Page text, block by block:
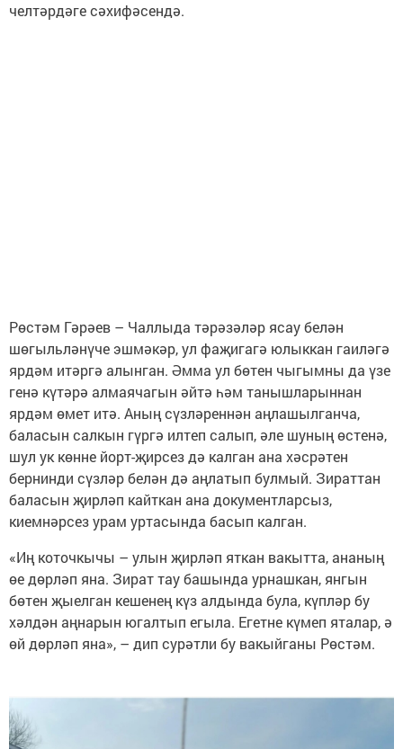
челтәрдәге сәхифәсендә.
Рөстәм Гәрәев – Чаллыда тәрәзәләр ясау белән
шөгыльләнүче эшмәкәр, ул фаҗигагә юлыккан гаиләгә
ярдәм итәргә алынган. Әмма ул бөтен чыгымны да үзе
генә күтәрә алмаячагын әйтә һәм танышларыннан
ярдәм өмет итә. Аның сүзләреннән аңлашылганча,
баласын салкын гүргә илтеп салып, әле шуның өстенә,
шул ук көнне йорт-җирсез дә калган ана хәсрәтен
бернинди сүзләр белән дә аңлатып булмый. Зираттан
баласын җирләп кайткан ана документларсыз,
киемнәрсез урам уртасында басып калган.
«Иң коточкычы – улын җирләп яткан вакытта, ананың
өе дөрләп яна. Зират тау башында урнашкан, янгын
бөтен җыелган кешенең күз алдында була, күпләр бу
хәлдән аңнарын югалтып егыла. Егетне күмеп яталар, ә
өй дөрләп яна», – дип сурәтли бу вакыйганы Рөстәм.